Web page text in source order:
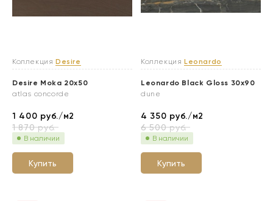
Коллекция Desire
Desire Moka 20x50
atlas concorde
1 400 руб./м2
1 870руб.
В наличии
Купить
Коллекция Leonardo
Leonardo Black Gloss 30x90
dune
4 350 руб./м2
6 500руб.
В наличии
Купить